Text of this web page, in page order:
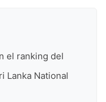
el ranking del
Lanka National